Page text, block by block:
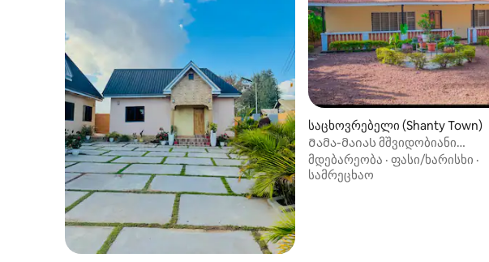
საცხოვრებელი (Shanty Town)
Მამა-მაიას მშვიდობიანი
საცხოვრებელი
მდებარეობა · ფასი/ხარისხი ·
სამრეცხაო